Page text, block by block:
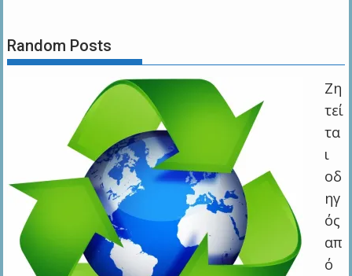
Random Posts
Ζη
τεί
τα
ι
οδ
ηγ
ός
απ
ό